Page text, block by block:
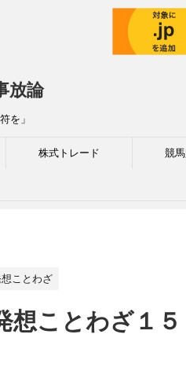
放論
を」
株式トレード 競
ことわざ
想ことわざ１